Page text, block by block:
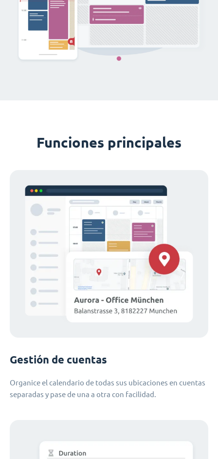
Funciones principales
Gestión de cuentas
Organice el calendario de todas sus ubicaciones en cuentas
separadas y pase de una a otra con facilidad.